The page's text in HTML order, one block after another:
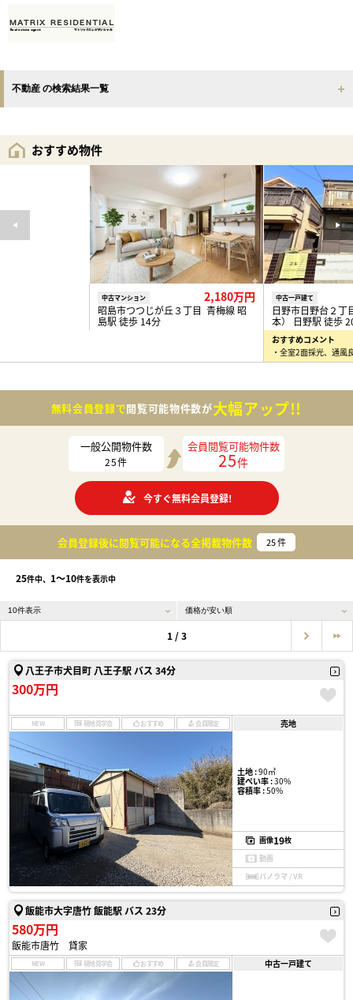
不動産 の検索結果一覧
おすすめ物件
中古マンション 2,180万円
昭島市つつじが丘３丁目 青梅線 昭
島駅 徒歩 14分
中古一戸建て
日野市日野台２
本） 日野駅 徒歩
おすすめコメント
無料会員登録で閲覧可能物件数が大幅アップ!!
一般公開物件数
25件
会員閲覧可能物件数
25件
今すぐ無料会員登録!
会員登録後に閲覧可能になる全掲載物件数 25件
25件中、 1〜10件を表示中
1 / 3
八王子市犬目町 八王子駅 バス 34分
300万円
NEW 現地見学会 おすすめ 会員限定 売地
土地 :90㎡
建ぺい率 :30%
容積率 :50%
画像19枚
動画
パノラマ / VR
飯能市大字唐竹 飯能駅 バス 23分
580万円
飯能市唐竹 貸家
NEW 現地見学会 おすすめ 会員限定 中古一戸建て